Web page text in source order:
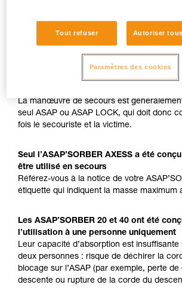
La manœuvre de secours est
seul ASAP ou ASAP LOCK, qui doit donc
fois le secouriste et la victime.
Seul l’ASAP’SORBER AXESS a été
être utilisé en secours
Référez-vous à la notice de votre
étiquette qui indiquent la masse maximum
Les ASAP’SORBER 20 et 40 ont été
l’utilisation à une personne uniquement
Leur capacité d’absorption est
deux personnes : risque de déchirer la
blocage sur l’ASAP (par exemple, perte
descente ou rupture de la corde du
Tout refuser Autoriser
Paramètres des cookies